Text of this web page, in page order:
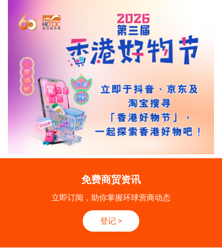
免费商贸资讯
立即订阅，助你掌握环球营商动态
登记 >